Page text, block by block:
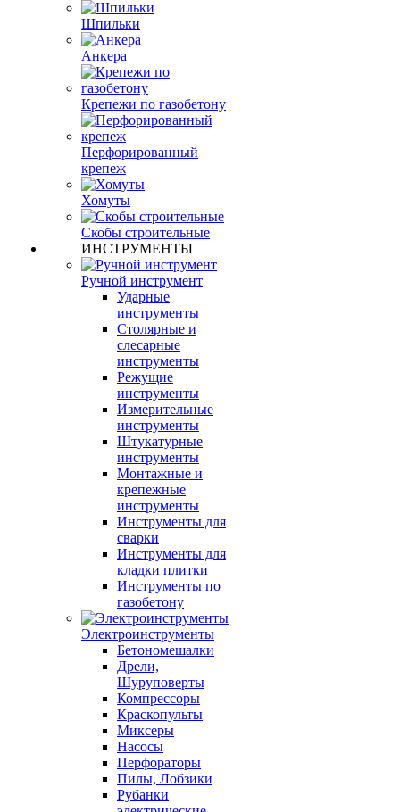
Шпильки
Анкера
Крепежи по газобетону
Перфорированный
крепеж
Хомуты
Скобы строительные
ИНСТРУМЕНТЫ
Ручной инструмент
Ударные
инструменты
Столярные и
слесарные
инструменты
Режущие
инструменты
Измерительные
инструменты
Штукатурные
инструменты
Монтажные и
крепежные
инструменты
Инструменты для
сварки
Инструменты для
кладки плитки
Инструменты по
газобетону
Электроинструменты
Бетономешалки
Дрели,
Шуруповерты
Компрессоры
Краскопульты
Миксеры
Насосы
Перфораторы
Пилы, Лобзики
Рубанки